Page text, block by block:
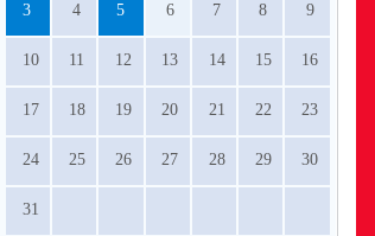
3 4 5 6 7 8 9
10 11 12 13 14 15 16
17 18 19 20 21 22 23
24 25 26 27 28 29 30
31